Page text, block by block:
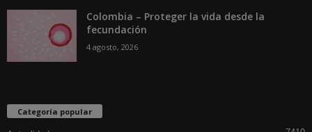
Colombia – Proteger la vida desde la
fecundación
4 agosto, 2026
Categoría popular